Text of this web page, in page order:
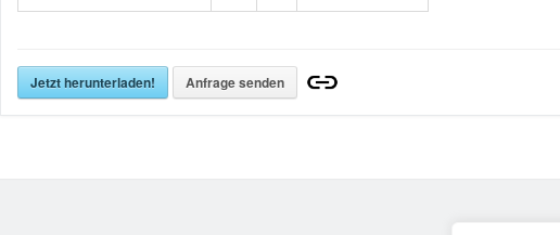
Jetzt herunterladen! Anfrage senden